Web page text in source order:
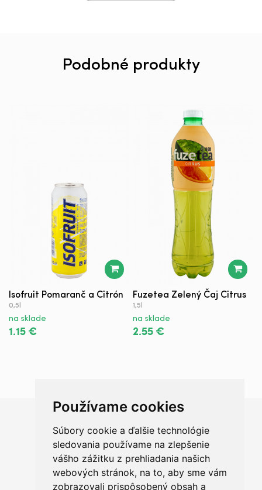
Používame cookies
Súbory cookie a ďalšie technológie
sledovania používame na zlepšenie
vášho zážitku z prehliadania našich
webových stránok, na to, aby sme vám
zobrazovali prispôsobený obsah a
Podobné produkty
Isofruit Pomaranč a Citrón
0,5l
na sklade
1.15 €
Fuzetea Zelený Čaj Citrus
1,5l
na sklade
2.55 €
Chceš sa radšej porozprávať?